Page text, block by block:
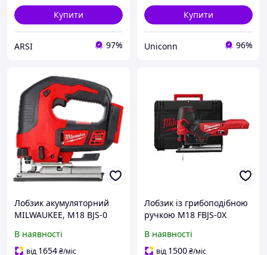
Купити
ARSI 97%
Купити
Uniconn 96%
Лобзик акумуляторний
MILWAUKEE, M18 BJS-0
В наявності
від 1654₴/міс
Лобзик із грибоподібною
ручкою M18 FBJS-0X
4933464799
В наявності
від 1500₴/міс